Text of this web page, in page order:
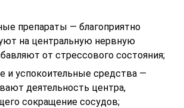
препараты — благоприятно
на центральную нервную
от стрессового состояния;
и успокоительные средства —
деятельность центра,
сокращение сосудов;